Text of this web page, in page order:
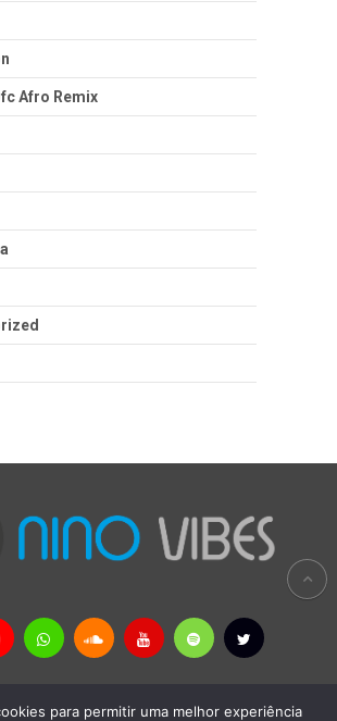
Afro Remix
para permitir uma melhor experiência